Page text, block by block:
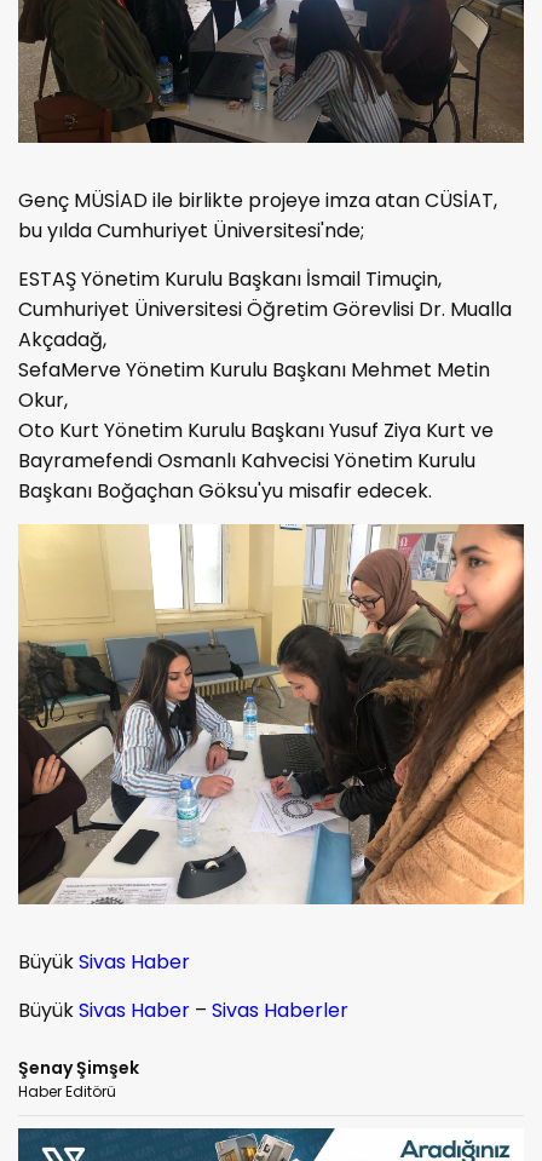
Genç MÜSİAD ile birlikte projeye imza atan CÜSİAT,
bu yılda Cumhuriyet Üniversitesi'nde;
ESTAŞ Yönetim Kurulu Başkanı İsmail Timuçin,
Cumhuriyet Üniversitesi Öğretim Görevlisi Dr. Mualla
Akçadağ,
SefaMerve Yönetim Kurulu Başkanı Mehmet Metin
Okur,
Oto Kurt Yönetim Kurulu Başkanı Yusuf Ziya Kurt ve
Bayramefendi Osmanlı Kahvecisi Yönetim Kurulu
Başkanı Boğaçhan Göksu'yu misafir edecek.
BüyükSivas Haber
BüyükSivas Haber – Sivas Haberler
Şenay Şimşek
Haber Editörü